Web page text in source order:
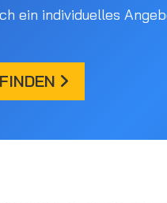
ein individuelles